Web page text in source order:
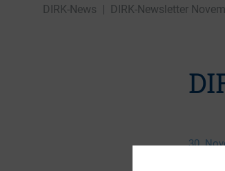
DIRK-News DIRK-Newsletter
30.